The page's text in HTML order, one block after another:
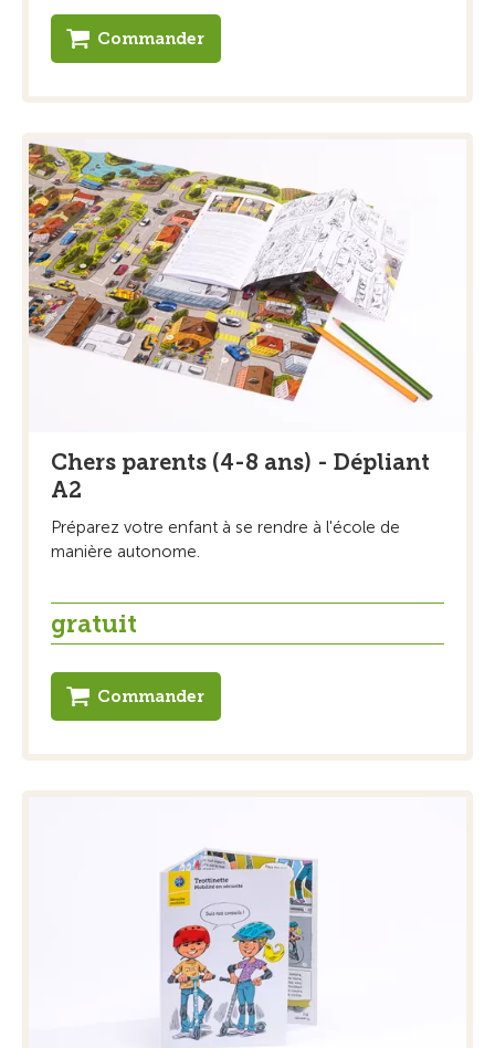
Commander
Chers parents (4-8 ans) - Dépliant
A2
Préparez votre enfant à se rendre à l'école de
manière autonome.
gratuit
Commander